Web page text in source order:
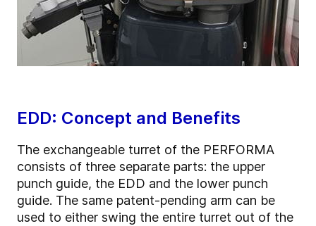
EDD: Concept and Benefits
The exchangeable turret of the PERFORMA
consists of three separate parts: the upper
punch guide, the EDD and the lower punch
guide. The same patent-pending arm can be
used to either swing the entire turret out of the